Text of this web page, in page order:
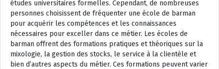
études universitaires formelles. Cependant, de nombreuses
personnes choisissent de fréquenter une école de barman
pour acquérir les compétences et les connaissances
nécessaires pour exceller dans ce métier. Les écoles de
barman offrent des formations pratiques et théoriques sur la
mixologie, la gestion des stocks, le service à la clientèle et
bien d’autres aspects du métier. Ces formations peuvent varier